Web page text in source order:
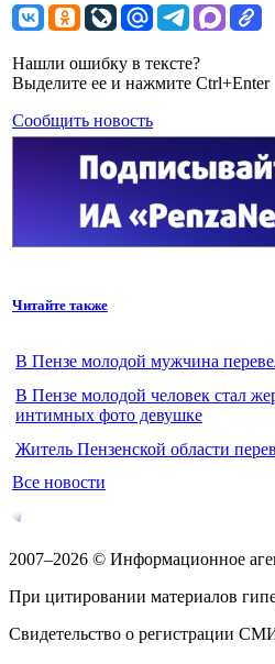
Нашли ошибку в тексте?
Выделите ее и нажмите Ctrl+Enter
Сообщить новость
Читайте также
В Пензе молодой мужчина
В Пензе молодой человек стал
интимных фото девушке
Житель Пензенской области
Все новости
2007–2026 © Информационное
При цитировании материалов
Свидетельство о регистрации